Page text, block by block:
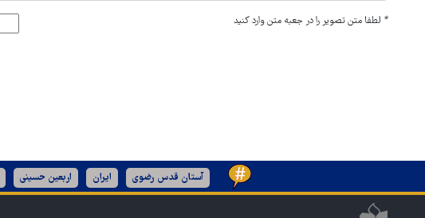
* لطفا متن تصویر را در جعبه متن وارد کنید
آستان قدس رضوی ایران اربعین حسینی